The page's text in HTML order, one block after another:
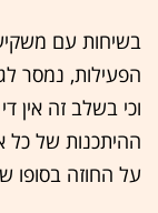
בשיחות עם
הפעילות, נמסר
וכי בשלב זה אין
ההיתכנות של
על החוזה בסופו